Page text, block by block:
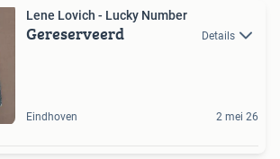
Lene Lovich - Lucky Number
Gereserveerd Details
Eindhoven 2 mei 26